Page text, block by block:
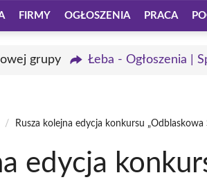
FIRMY OGŁOSZENIA PRACA
grupy Łeba - Ogłoszenia |
/ Rusza kolejna edycja konkursu „Odblaskowa
edycja